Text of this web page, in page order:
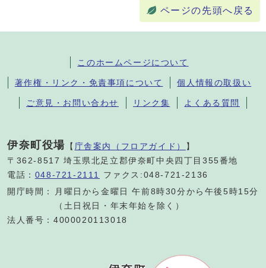
ページの先頭へ戻る
このホームページについて
著作権・リンク・免責事項について 個人情報の取扱い
ご意見・お問い合わせ リンク集 よくある質問
伊奈町役場 【 庁舎案内（フロアガイド） 】
〒362-8517 埼玉県北足立郡伊奈町中央四丁目355番地
電話： 048-721-2111
ファクス:048-721-2136
開庁時間：
月曜日から金曜日 午前8時30分から午後5時15分
（土日祝日・年末年始を除く）
法人番号：4000020113018